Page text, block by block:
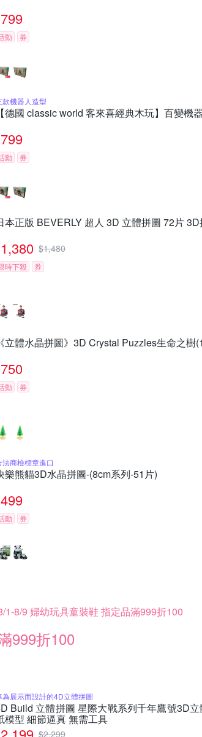
799
動 券
款機器人造型
德國 classic world 客來喜經典木玩】百變機
799
動 券
本正版 BEVERLY 超人 3D 立體拼圖 72片
1,380 $1,480
時下殺 券
立體水晶拼圖》3D Crystal Puzzles生命之樹
750
動 券
法商檢標章進口
樂熊貓3D水晶拼圖-(8cm系列-51片)
499
動 券
1-8/9 婦幼玩具童裝鞋 指定品滿999折100
999折100
為展示而設計的4D立體拼圖
Build 立體拼圖 星際大戰系列千年鷹號3D
模型 細節逼真 無需工具
$2,299